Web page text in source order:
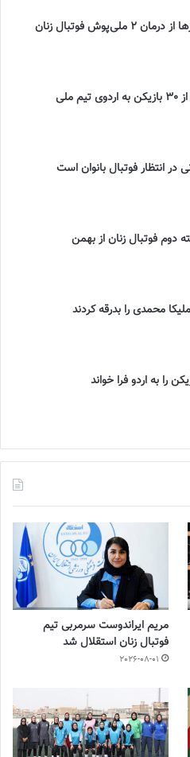
ملی‌پوش فوتبال زنان
ملی
در انتظار فوتبال بانوان است
دوم فوتبال زنان از بهمن
محمدی را بدرقه کردند
مریم ایراندوست سرمربی تیم
فوتبال زنان استقلال شد
2026-08-01